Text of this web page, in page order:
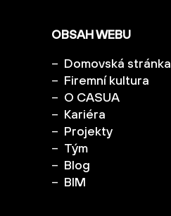
OBSAH WEBU
Domovská stránka
Firemní kultura
O CASUA
Kariéra
Projekty
Tým
Blog
BIM